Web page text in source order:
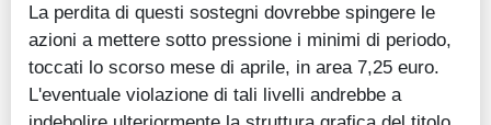
La perdita di questi sostegni dovrebbe spingere le
azioni a mettere sotto pressione i minimi di periodo,
toccati lo scorso mese di aprile, in area 7,25 euro.
L'eventuale violazione di tali livelli andrebbe a